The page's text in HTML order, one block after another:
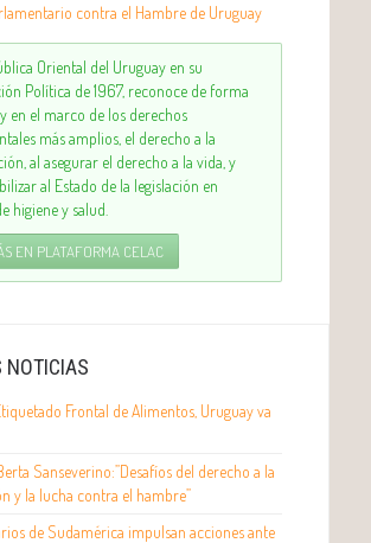
contra el Hambre de Uruguay
Oriental del Uruguay en su
Política de 1967, reconoce de forma
en el marco de los derechos
más amplios, el derecho a la
al asegurar el derecho a la vida, y
al Estado de la legislación en
higiene y salud.
EN PLATAFORMA CELAC
NOTICIAS
Frontal de Alimentos, Uruguay va
Sanseverino:”Desafíos del derecho a la
y la lucha contra el hambre”
de Sudamérica impulsan acciones ante